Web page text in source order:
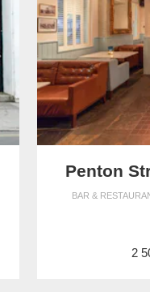
BAR &
2